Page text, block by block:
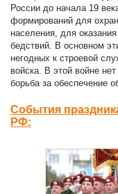
России до начала 19
формирований для
населения, для
бедствий. В основном
негодных к строевой
войска. В этой войне
борьба за обеспечение
События
РФ: